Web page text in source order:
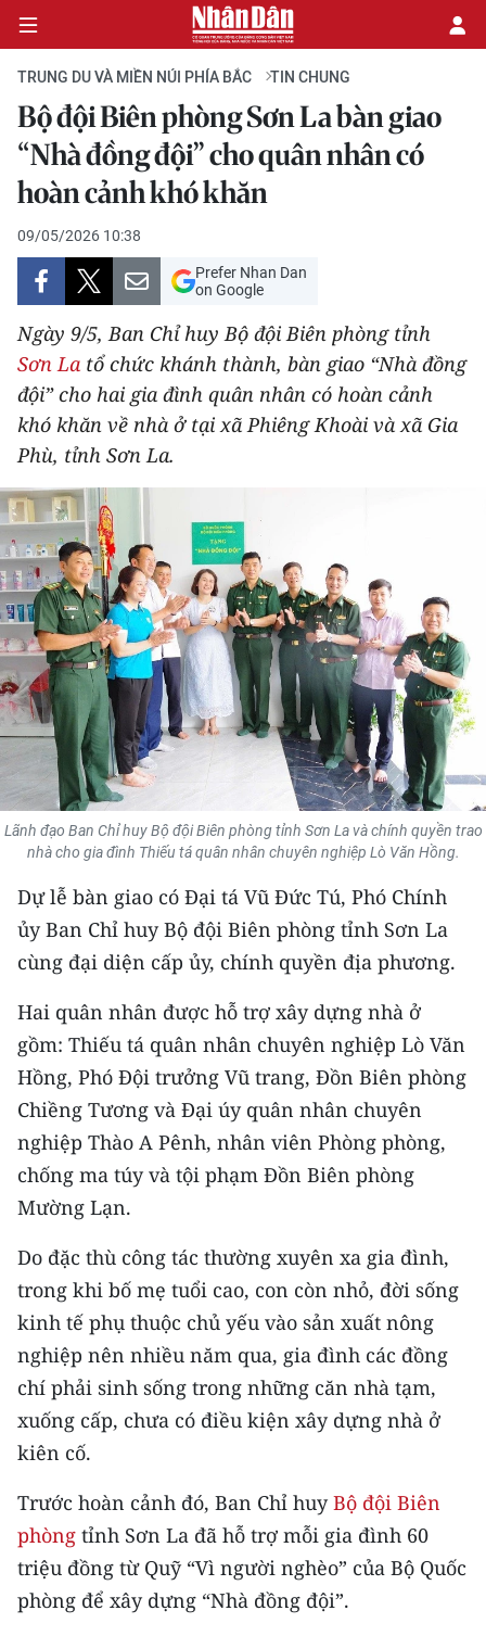
CHÍNH TRỊ
KINH TẾ
VĂN HÓA
XÃ HỘI
PHÁP LUẬT
DU LỊCH
THẾ GIỚI
THỂ THAO
GIÁO DỤC
Y TẾ
KHOA HỌC - CÔNG NGHỆ
MÔI TRƯỜNG
BẠN ĐỌC
KIỂM CHỨNG THÔNG TIN
54 DÂN TỘC VIỆT NAM
CHƯƠNG TRÌNH OCOP - MỖI XÃ
MỘT SẢN PHẨM
RADIO
MEDIA CENTER
E-Magazine
Media Chính trị
Media Kinh tế
Media Văn hóa
Media Xã hội
Media Pháp luật
Media Du lịch
Media Thế giới
Media Thể thao
TRUNG DU VÀ MIỀN NÚI PHÍA BẮC TIN CHUNG
Bộ đội Biên phòng Sơn La bàn giao
“Nhà đồng đội” cho quân nhân có
hoàn cảnh khó khăn
09/05/2026 10:38
Prefer Nhan Dan
on Google
Ngày 9/5, Ban Chỉ huy Bộ đội Biên phòng tỉnh
Sơn La tổ chức khánh thành, bàn giao “Nhà đồng
đội” cho hai gia đình quân nhân có hoàn cảnh
khó khăn về nhà ở tại xã Phiêng Khoài và xã Gia
Phù, tỉnh Sơn La.
Lãnh đạo Ban Chỉ huy Bộ đội Biên phòng tỉnh Sơn La và chính quyền trao
nhà cho gia đình Thiếu tá quân nhân chuyên nghiệp Lò Văn Hồng.
Dự lễ bàn giao có Đại tá Vũ Đức Tú, Phó Chính
ủy Ban Chỉ huy Bộ đội Biên phòng tỉnh Sơn La
cùng đại diện cấp ủy, chính quyền địa phương.
Hai quân nhân được hỗ trợ xây dựng nhà ở
gồm: Thiếu tá quân nhân chuyên nghiệp Lò Văn
Hồng, Phó Đội trưởng Vũ trang, Đồn Biên phòng
Chiềng Tương và Đại úy quân nhân chuyên
nghiệp Thào A Pênh, nhân viên Phòng phòng,
chống ma túy và tội phạm Đồn Biên phòng
Mường Lạn.
Do đặc thù công tác thường xuyên xa gia đình,
trong khi bố mẹ tuổi cao, con còn nhỏ, đời sống
kinh tế phụ thuộc chủ yếu vào sản xuất nông
nghiệp nên nhiều năm qua, gia đình các đồng
chí phải sinh sống trong những căn nhà tạm,
xuống cấp, chưa có điều kiện xây dựng nhà ở
kiên cố.
Trước hoàn cảnh đó, Ban Chỉ huyBộ đội Biên
phòng tỉnh Sơn La đã hỗ trợ mỗi gia đình 60
triệu đồng từ Quỹ “Vì người nghèo” của Bộ Quốc
phòng để xây dựng “Nhà đồng đội”.